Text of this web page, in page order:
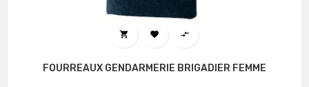
  
FOURREAUX GENDARMERIE BRIGADIER FEMME